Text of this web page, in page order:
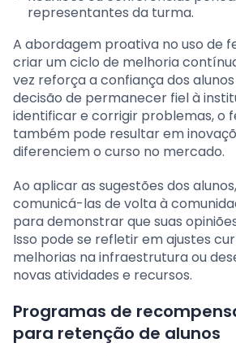
representantes da turma.
A abordagem proativa no uso de
criar um ciclo de melhoria
vez reforça a confiança dos
decisão de permanecer fiel à
identificar e corrigir problemas, o
também pode resultar em
diferenciem o curso no mercado.
Ao aplicar as sugestões dos
comunicá-las de volta à
para demonstrar que suas
Isso pode se refletir em ajustes
melhorias na infraestrutura ou
novas atividades e recursos.
Programas de
para retenção de alunos